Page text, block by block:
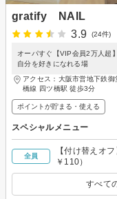
gratify NAIL
3.9
(24件)
オーパすぐ【VIP会員2万人超
自分を好きになれる場
アクセス：大阪市営地下鉄
橋線 四ツ橋駅 徒歩3分
ポイントが貯まる・使える
スペシャルメニュー
全員
【付け替えオ
￥110）
すべて